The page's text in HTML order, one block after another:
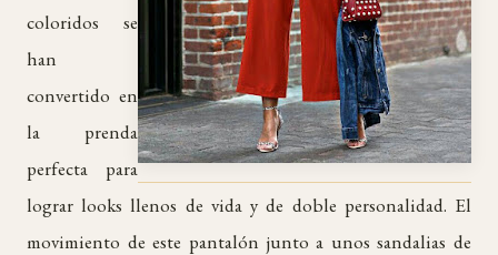
coloridos se
han
convertido en
la prenda
perfecta para
lograr looks llenos de vida y de doble personalidad. El
movimiento de este pantalón junto a unos sandalias de